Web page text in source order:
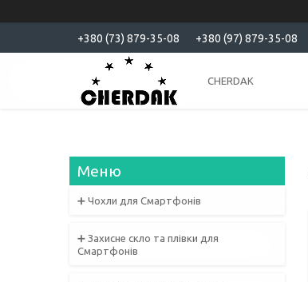
+380 (73) 879-35-08 +380 (97) 879-35-08
CHERDAK
➕ Чохли для Смартфонів
➕ Захисне скло та плівки для
Смартфонів